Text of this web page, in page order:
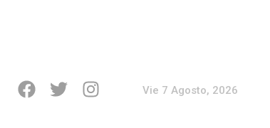
Vie 7 Agosto, 2026